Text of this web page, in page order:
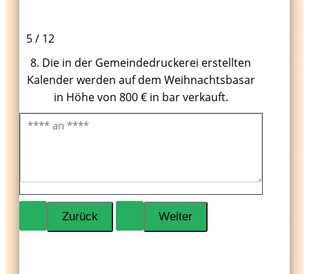
5 / 12
8. Die in der Gemeindedruckerei erstellten
Kalender werden auf dem Weihnachtsbasar
in Höhe von 800 € in bar verkauft.